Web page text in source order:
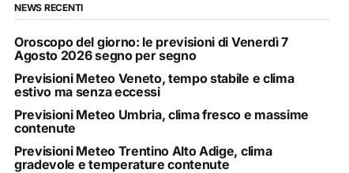
NEWS RECENTI
Oroscopo del giorno: le previsioni di Venerdì 7
Agosto 2026 segno per segno
Previsioni Meteo Veneto, tempo stabile e clima
estivo ma senza eccessi
Previsioni Meteo Umbria, clima fresco e massime
contenute
Previsioni Meteo Trentino Alto Adige, clima
gradevole e temperature contenute